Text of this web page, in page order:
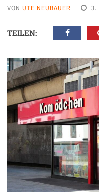
VON UTE NEUBAUER 3.
TEILEN: